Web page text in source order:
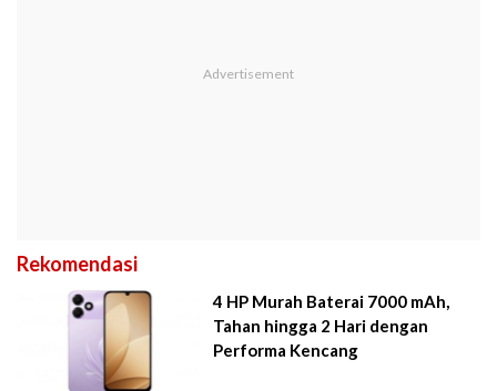
Rekomendasi
4 HP Murah Baterai 7000 mAh,
Tahan hingga 2 Hari dengan
Performa Kencang